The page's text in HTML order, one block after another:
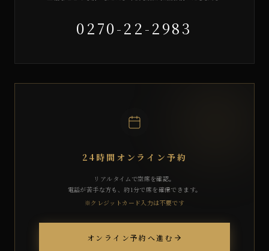
0270-22-2983
24時間オンライン予約
リアルタイムで空席を確認。
電話が苦手な方も、約1分で席を確保できます。
※クレジットカード入力は不要です
オンライン予約へ進む